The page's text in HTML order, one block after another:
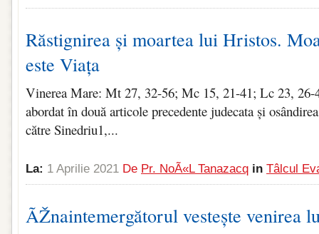
Răstignirea și moartea lui Hristos.
este Viața
Vinerea Mare: Mt 27, 32-56; Mc 15, 21-41; Lc 23,
abordat în două articole precedente judecata și
către Sinedriu1,...
La: 1 Aprilie 2021 De Pr. NoÃ«l Tanazacq in Tâlcul
ÃŽnaintemergătorul vestește venirea